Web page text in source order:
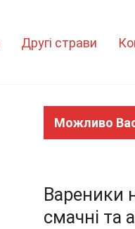
Другі страви
Можливо
Вареники
смачні та